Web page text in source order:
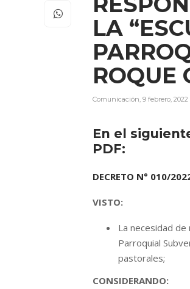
LA
ROQUE
Comunicación, 9 febrero, 2022
En el
PDF:
DECRETO N° 010/
VISTO:
La necesidad
Parroquial
pastorales;
CONSIDERANDO: